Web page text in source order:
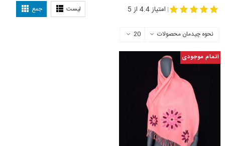
لیست جمع | امتیاز 4.4 از 5
نحوه چیدمان محصولات 20
اتمام موجودی